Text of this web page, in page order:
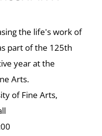
the life's work of
part of the 125th
year at the
Arts.
of Fine Arts,